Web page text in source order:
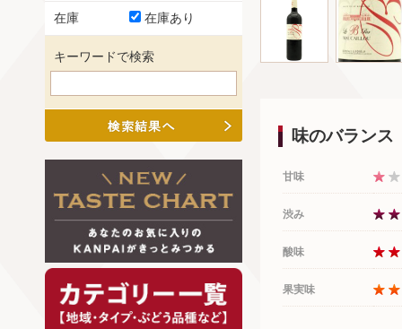
味のバランス
甘味
渋み
酸味
果実味
在庫 在庫あり
キーワードで検索